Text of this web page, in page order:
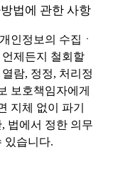
법에 관한 사항
인정보의 수집ㆍ
제든지 철회할
람, 정정, 처리정
보호책임자에게
지체 없이 파기
법에서 정한 의무
있습니다.